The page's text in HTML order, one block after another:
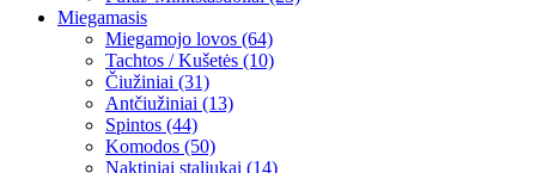
Miegamasis
Miegamojo lovos (64)
Tachtos / Kušetės (10)
Čiužiniai (31)
Antčiužiniai (13)
Spintos (44)
Komodos (50)
Naktiniai staliukai (14)